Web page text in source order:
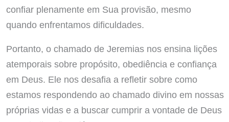
confiar plenamente em Sua provisão, mesmo
quando enfrentamos dificuldades.
Portanto, o chamado de Jeremias nos ensina lições
atemporais sobre propósito, obediência e confiança
em Deus. Ele nos desafia a refletir sobre como
estamos respondendo ao chamado divino em nossas
próprias vidas e a buscar cumprir a vontade de Deus